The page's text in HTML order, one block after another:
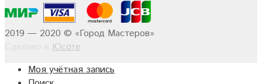
2019 — 2020 © «Город Мастеров»
Юсоте
Моя учётная запись